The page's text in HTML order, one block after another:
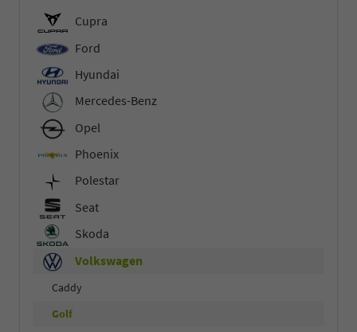
Cupra
Ford
Hyundai
Mercedes-Benz
Opel
Phoenix
Polestar
Seat
Skoda
Volkswagen
Caddy
Golf